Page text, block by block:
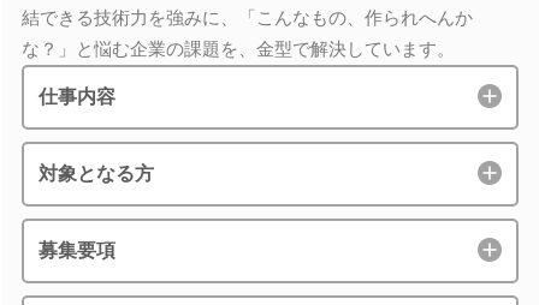
結できる技術力を強みに、「こんなもの、作られへんか
な？」と悩む企業の課題を、金型で解決しています。
仕事内容
対象となる方
募集要項